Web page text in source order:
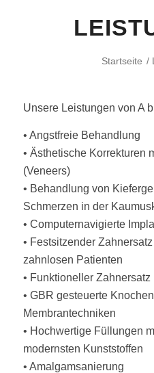
Startseite /
Unsere Leistungen von A
• Angstfreie Behandlung
• Ästhetische Korrekturen
(Veneers)
• Behandlung von
Schmerzen in der
• Computernavigierte
• Festsitzender
zahnlosen Patienten
• Funktioneller
• GBR gesteuerte
Membrantechniken
• Hochwertige Füllungen
modernsten Kunststoffen
• Amalgamsanierung